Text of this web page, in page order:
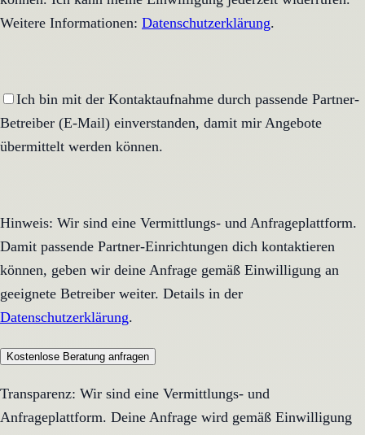
Weitere Informationen: Datenschutzerklärung.
Ich bin mit der Kontaktaufnahme durch passende Partner-
Betreiber (E-Mail) einverstanden, damit mir Angebote
übermittelt werden können.
Hinweis: Wir sind eine Vermittlungs- und Anfrageplattform.
Damit passende Partner-Einrichtungen dich kontaktieren
können, geben wir deine Anfrage gemäß Einwilligung an
geeignete Betreiber weiter. Details in der
Datenschutzerklärung.
Kostenlose Beratung anfragen
Transparenz: Wir sind eine Vermittlungs- und
Anfrageplattform. Deine Anfrage wird gemäß Einwilligung